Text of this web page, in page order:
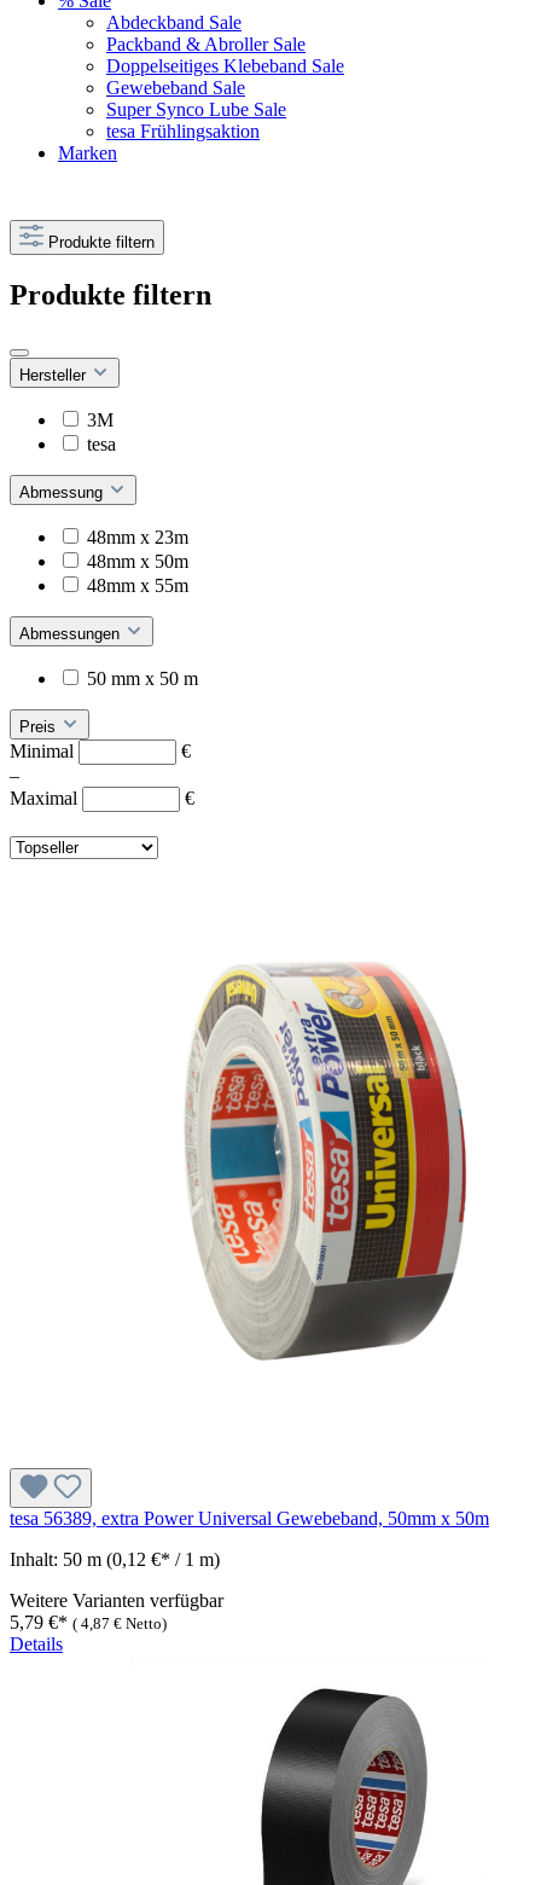
Abdeckband Sale
Packband & Abroller Sale
Doppelseitiges Klebeband Sale
Gewebeband Sale
Super Synco Lube Sale
tesa Frühlingsaktion
Marken
Produkte filtern
Produkte filtern
Hersteller
3M
tesa
Abmessung
48mm x 23m
48mm x 50m
48mm x 55m
Abmessungen
50 mm x 50 m
Preis
Minimal
€
–
Maximal
€
tesa 56389, extra Power Universal Gewebeband, 50mm x 50m
Inhalt: 50 m (0,12 €* / 1 m)
Weitere Varianten verfügbar
5,79 €* ( 4,87 € Netto)
Details